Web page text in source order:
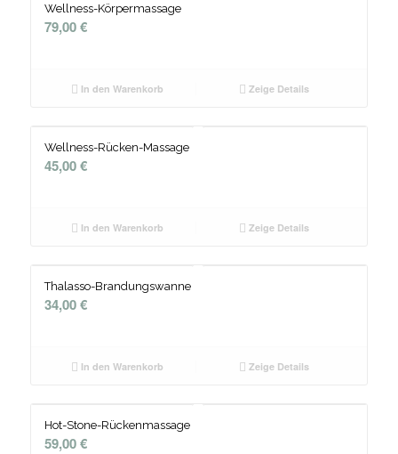
Wellness-Körpermassage
79,00€
In den Warenkorb Zeige Details
Wellness-Rücken-Massage
45,00€
In den Warenkorb Zeige Details
Thalasso-Brandungswanne
34,00€
In den Warenkorb Zeige Details
Hot-Stone-Rückenmassage
59,00€